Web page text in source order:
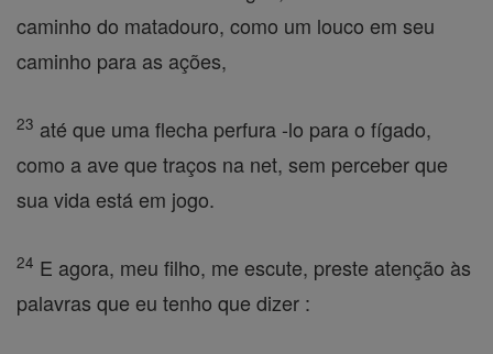
caminho do matadouro, como um louco em seu
caminho para as ações,
23 até que uma flecha perfura -lo para o fígado,
como a ave que traços na net, sem perceber que
sua vida está em jogo.
24 E agora, meu filho, me escute, preste atenção às
palavras que eu tenho que dizer :